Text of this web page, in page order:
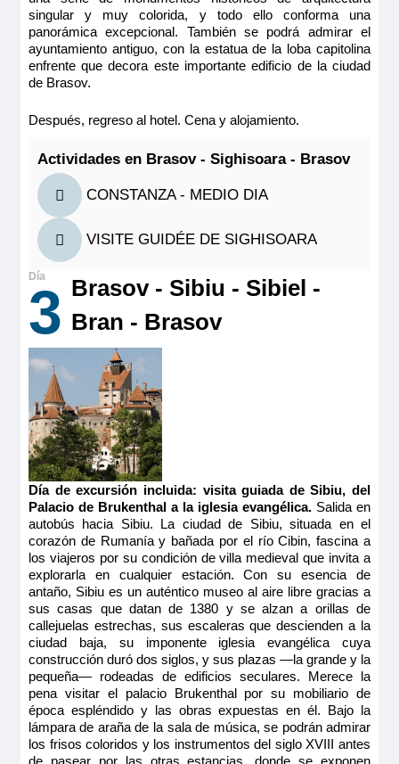
MS Vivaldi
PUENTE INTERMEDIO 1 CAMA DOBLE CAT
C
3.860€3.313€
Reservar
Camarote amplio y cómodo con cama grande, baño (lavabo,
ducha y aseo privados, toallas incluidas), secador, televisión,
caja fuerte y radio. Situado en el puente intermedio con
ventanas altas correderas, ofrece una vista panorámica del
Tamaño
9.00m
Categoría
5 anclas
MS Vivaldi
PUENTE INTERMEDIO 1 CAMA DOBLE -
ADAPTADA CAT C
MS Vivaldi
PUENTE INTERMEDIO 1 CAMA DOBLE CAT
Reservar
Camarote amplio y cómodo con cama grande, baño (lavabo,
ducha y aseo privados, toallas incluidas), secador, televisión,
caja fuerte y radio. Situado en el puente intermedio con
ventanas altas correderas, ofrece una vista panorámica del
paisaje.
Tamaño
9.00m2
Ocupación máxima
2
Categoría
5 anclas
singular y muy colorida, y todo ello conforma una
panorámica excepcional. También se podrá admirar el
ayuntamiento antiguo, con la estatua de la loba capitolina
enfrente que decora este importante edificio de la ciudad
de Brasov.
Después, regreso al hotel. Cena y alojamiento.
Actividades en Brasov - Sighisoara - Brasov
CONSTANZA - MEDIO DIA
VISITE GUIDÉE DE SIGHISOARA
3 Brasov - Sibiu - Sibiel -
Bran - Brasov
Día de excursión incluida: visita guiada de Sibiu, del
Palacio de Brukenthal a la iglesia evangélica. Salida en
autobús hacia Sibiu. La ciudad de Sibiu, situada en el
corazón de Rumanía y bañada por el río Cibin, fascina a
los viajeros por su condición de villa medieval que invita a
explorarla en cualquier estación. Con su esencia de
antaño, Sibiu es un auténtico museo al aire libre gracias a
sus casas que datan de 1380 y se alzan a orillas de
callejuelas estrechas, sus escaleras que descienden a la
ciudad baja, su imponente iglesia evangélica cuya
construcción duró dos siglos, y sus plazas —la grande y la
pequeña— rodeadas de edificios seculares. Merece la
pena visitar el palacio Brukenthal por su mobiliario de
época espléndido y las obras expuestas en él. Bajo la
lámpara de araña de la sala de música, se podrán admirar
los frisos coloridos y los instrumentos del siglo XVIII antes